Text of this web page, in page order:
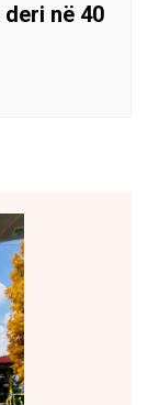
në 40